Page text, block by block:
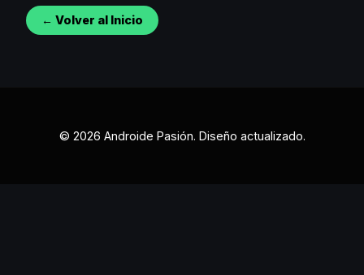
← Volver al Inicio
© 2026 Androide Pasión. Diseño actualizado.